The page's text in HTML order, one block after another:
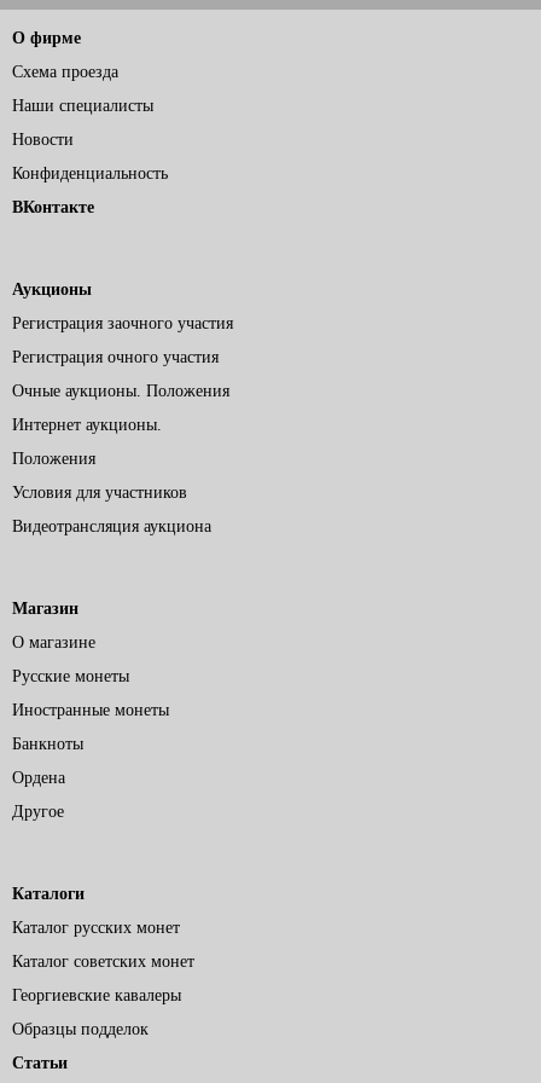
О фирме
Схема проезда
Наши специалисты
Новости
Конфиденциальность
ВКонтакте
Аукционы
Регистрация заочного участия
Регистрация очного участия
Очные аукционы. Положения
Интернет аукционы.
Положения
Условия для участников
Видеотрансляция аукциона
Магазин
О магазине
Русские монеты
Иностранные монеты
Банкноты
Ордена
Другое
Каталоги
Каталог русских монет
Каталог советских монет
Георгиевские кавалеры
Образцы подделок
Статьи